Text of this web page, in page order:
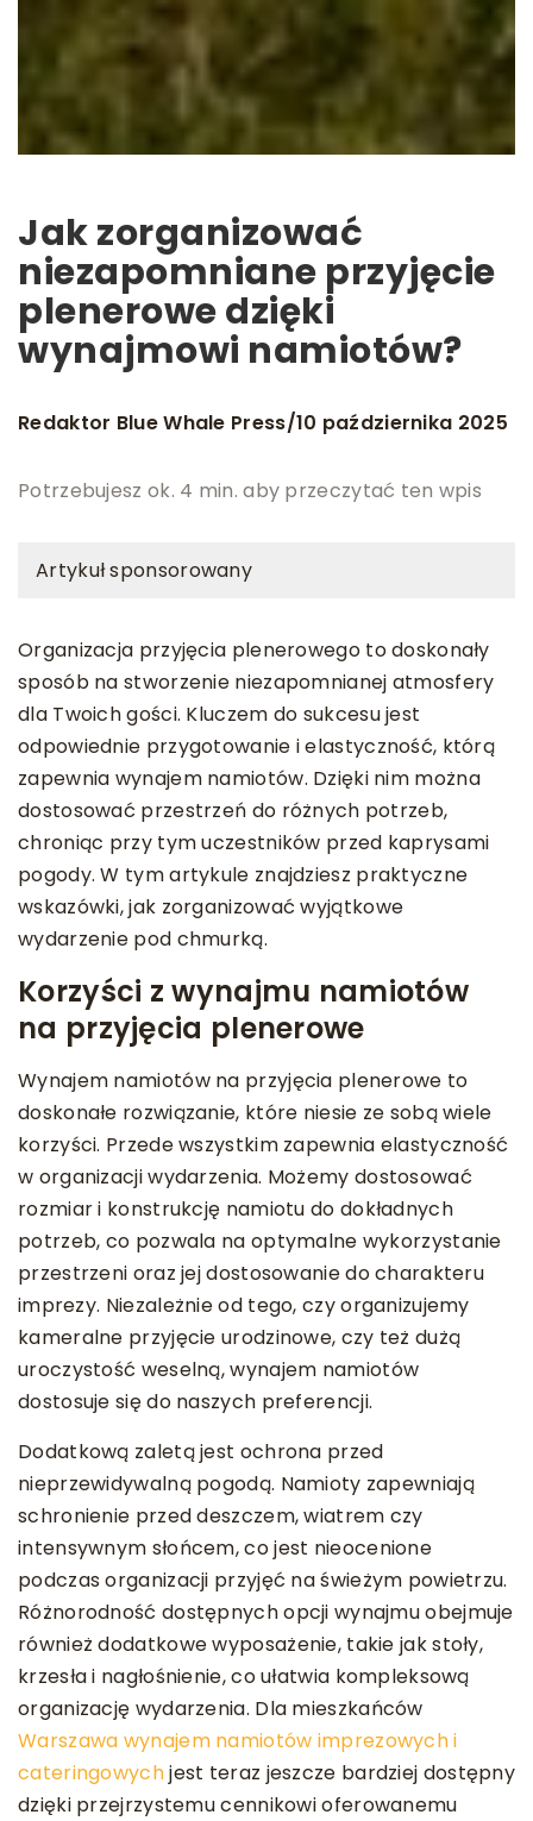
Jak zorganizować
niezapomniane przyjęcie
plenerowe dzięki
wynajmowi namiotów?
Redaktor Blue Whale Press/10 października 2025
Potrzebujesz ok. 4 min. aby przeczytać ten wpis
Artykuł sponsorowany
Organizacja przyjęcia plenerowego to doskonały
sposób na stworzenie niezapomnianej atmosfery
dla Twoich gości. Kluczem do sukcesu jest
odpowiednie przygotowanie i elastyczność, którą
zapewnia wynajem namiotów. Dzięki nim można
dostosować przestrzeń do różnych potrzeb,
chroniąc przy tym uczestników przed kaprysami
pogody. W tym artykule znajdziesz praktyczne
wskazówki, jak zorganizować wyjątkowe
wydarzenie pod chmurką.
Korzyści z wynajmu namiotów
na przyjęcia plenerowe
Wynajem namiotów na przyjęcia plenerowe to
doskonałe rozwiązanie, które niesie ze sobą wiele
korzyści. Przede wszystkim zapewnia elastyczność
w organizacji wydarzenia. Możemy dostosować
rozmiar i konstrukcję namiotu do dokładnych
potrzeb, co pozwala na optymalne wykorzystanie
przestrzeni oraz jej dostosowanie do charakteru
imprezy. Niezależnie od tego, czy organizujemy
kameralne przyjęcie urodzinowe, czy też dużą
uroczystość weselną, wynajem namiotów
dostosuje się do naszych preferencji.
Dodatkową zaletą jest ochrona przed
nieprzewidywalną pogodą. Namioty zapewniają
schronienie przed deszczem, wiatrem czy
intensywnym słońcem, co jest nieocenione
podczas organizacji przyjęć na świeżym powietrzu.
Różnorodność dostępnych opcji wynajmu obejmuje
również dodatkowe wyposażenie, takie jak stoły,
krzesła i nagłośnienie, co ułatwia kompleksową
organizację wydarzenia. Dla mieszkańców
Warszawa wynajem namiotów imprezowych i
cateringowychjest teraz jeszcze bardziej dostępny
dzięki przejrzystemu cennikowi oferowanemu